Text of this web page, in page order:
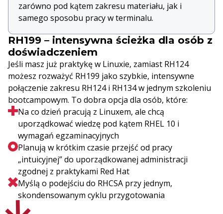
zarówno pod kątem zakresu materiału, jak i
samego sposobu pracy w terminalu.
RH199 – intensywna ścieżka dla osób z
doświadczeniem
Jeśli masz już praktykę w Linuxie, zamiast RH124
możesz rozważyć RH199 jako szybkie, intensywne
połączenie zakresu RH124 i RH134 w jednym szkoleniu
bootcampowym. To dobra opcja dla osób, które:
Na co dzień pracują z Linuxem, ale chcą
uporządkować wiedzę pod kątem RHEL 10 i
wymagań egzaminacyjnych
Planują w krótkim czasie przejść od pracy
„intuicyjnej” do uporządkowanej administracji
zgodnej z praktykami Red Hat
Myślą o podejściu do RHCSA przy jednym,
skondensowanym cyklu przygotowania